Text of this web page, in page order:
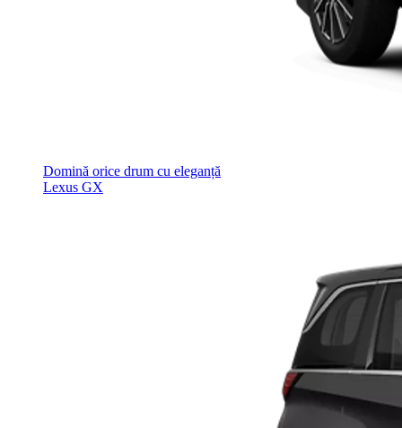
Domină orice drum cu eleganță
Lexus GX